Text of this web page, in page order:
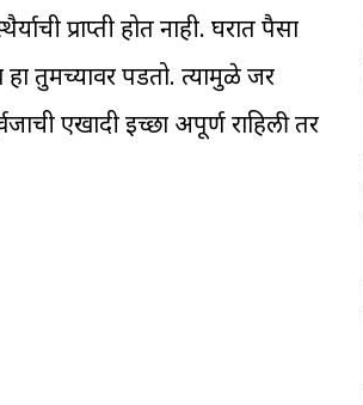
प्राप्ती होत नाही. घरात पैसा
तुमच्यावर पडतो. त्यामुळे जर
एखादी इच्छा अपूर्ण राहिली तर